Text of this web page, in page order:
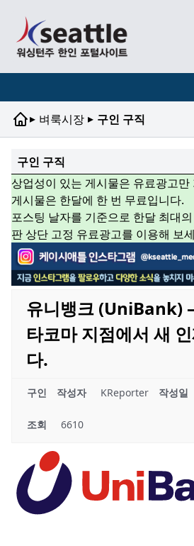
▸ 벼룩시장 ▸ 구인 구직
구인 구직
상업성이 있는 게시물은 유료광고만
게시물은 한달에 한 번 무료입니다.
포스팅 날자를 기준으로 한달 최대
판 상단 고정 유료광고를 이용해 보
유니뱅크 (UniBank)
타코마 지점에서 새
다.
구인 작성자 KReporter 작성일
조회 6610